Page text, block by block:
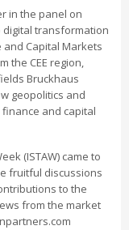
in the panel on
digital transformation
and Capital Markets
the CEE region,
Bruckhaus
geopolitics and
and capital
(ISTAW) came to
fruitful discussions
to the
from the market